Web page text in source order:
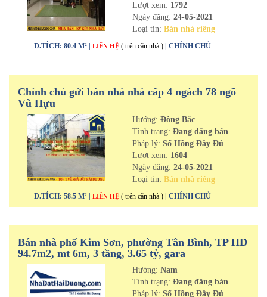
Lượt xem: 1792
Ngày đăng: 24-05-2021
Loại tin: Bán nhà riêng
D.TÍCH: 80.4 M² | LIÊN HỆ ( trên căn nhà ) | CHÍNH CHỦ
Chính chủ gửi bán nhà nhà cấp 4 ngách 78 ngõ
Vũ Hựu
Hướng: Đông Bắc
Tình trạng: Đang đăng bán
Pháp lý: Sổ Hồng Đầy Đủ
Lượt xem: 1604
Ngày đăng: 24-05-2021
Loại tin: Bán nhà riêng
D.TÍCH: 58.5 M² | LIÊN HỆ ( trên căn nhà ) | CHÍNH CHỦ
Bán nhà phố Kim Sơn, phường Tân Bình, TP HD
94.7m2, mt 6m, 3 tầng, 3.65 tỷ, gara
Hướng: Nam
Tình trạng: Đang đăng bán
Pháp lý: Sổ Hồng Đầy Đủ